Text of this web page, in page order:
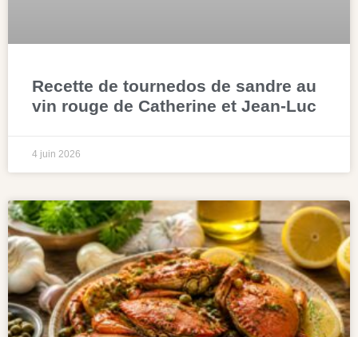
Recette de tournedos de sandre au
vin rouge de Catherine et Jean-Luc
4 juin 2026